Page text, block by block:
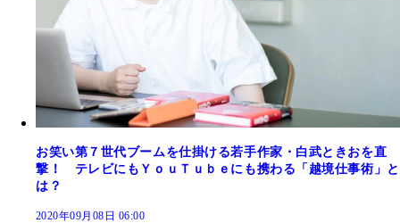
お笑い第７世代ブームを仕掛ける若手作家・白武ときおを直
撃！ テレビにもＹｏｕＴｕｂｅにも携わる「越境仕事術」と
は？
2020年09月08日 06:00